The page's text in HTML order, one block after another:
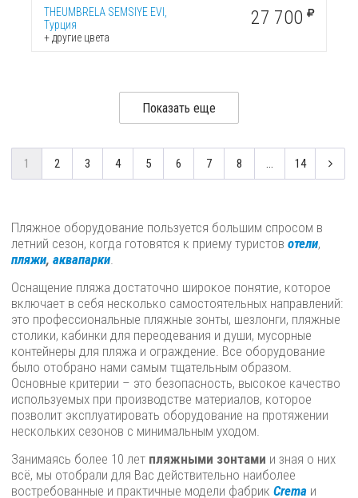
THEUMBRELA SEMSIYE EVI,
Турция
+ другие цвета
27 700
Показать еще
1 2 3 4 5 6 7 8 ... 14
Пляжное оборудование пользуется большим спросом в
летний сезон, когда готовятся к приему туристовотели,
пляжи,аквапарки.
Оснащение пляжа достаточно широкое понятие, которое
включает в себя несколько самостоятельных направлений:
это профессиональные пляжные зонты, шезлонги, пляжные
столики, кабинки для переодевания и души, мусорные
контейнеры для пляжа и ограждение. Все оборудование
было отобрано нами самым тщательным образом.
Основные критерии – это безопасность, высокое качество
используемых при производстве материалов, которое
позволит эксплуатировать оборудование на протяжении
нескольких сезонов с минимальным уходом.
Занимаясь более 10 лет пляжными зонтами и зная о них
всё, мы отобрали для Вас действительно наиболее
востребованные и практичные модели фабрикCrema и